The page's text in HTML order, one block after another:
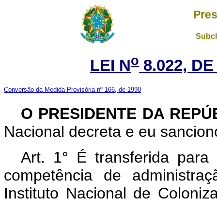
LEI No 8.022,
Conversão da Medida Provisória nº 166, de 1990
O PRESIDENTE DA
Nacional decreta e eu
Art. 1° É transferida
competência de
Instituto Nacional de